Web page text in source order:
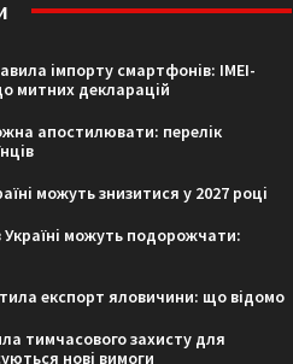
імпорту смартфонів: IMEI-
митних декларацій
апостилювати: перелік
можуть знизитися у 2027 році
можуть подорожчати:
експорт яловичини: що відомо
тимчасового захисту для
нові вимоги